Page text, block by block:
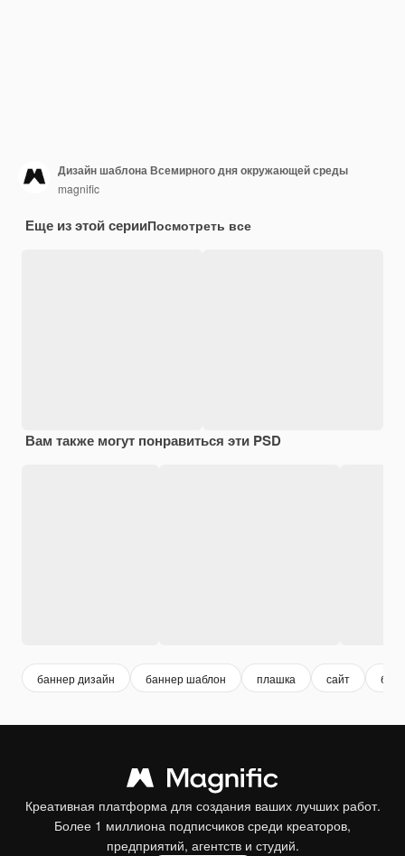
Дизайн шаблона Всемирного дня окружающей среды
magnific
Еще из этой серииПосмотреть все
Вам также могут понравиться эти PSD
баннер дизайн баннер шаблон плашка сайт
Креативная платформа для создания ваших лучших работ.
Более 1 миллиона подписчиков среди креаторов,
предприятий, агентств и студий.